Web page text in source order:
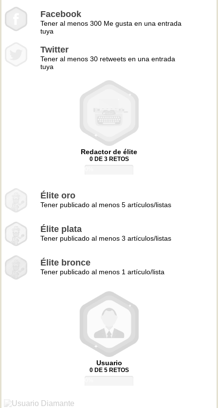
Facebook
Tener al menos 300 Me gusta en una entrada
tuya
Twitter
Tener al menos 30 retweets en una entrada
tuya
Redactor de élite
0 DE 3 RETOS
Élite oro
Tener publicado al menos 5 artículos/listas
Élite plata
Tener publicado al menos 3 artículos/listas
Élite bronce
Tener publicado al menos 1 artículo/lista
Usuario
0 DE 5 RETOS